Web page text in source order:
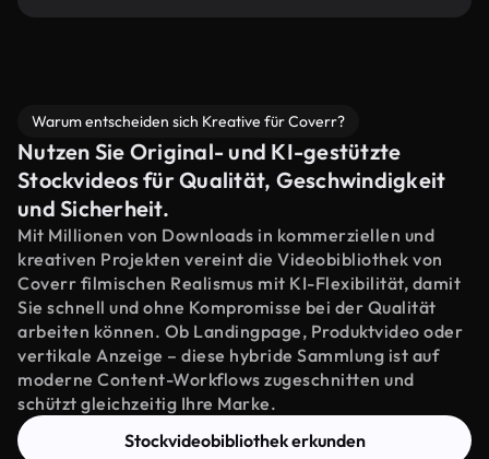
Warum entscheiden sich Kreative für Coverr?
Nutzen Sie Original- und KI-gestützte
Stockvideos für Qualität, Geschwindigkeit
und Sicherheit.
Mit Millionen von Downloads in kommerziellen und
kreativen Projekten vereint die Videobibliothek von
Coverr filmischen Realismus mit KI-Flexibilität, damit
Sie schnell und ohne Kompromisse bei der Qualität
arbeiten können. Ob Landingpage, Produktvideo oder
vertikale Anzeige – diese hybride Sammlung ist auf
moderne Content-Workflows zugeschnitten und
schützt gleichzeitig Ihre Marke.
Stockvideobibliothek erkunden